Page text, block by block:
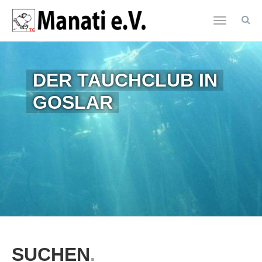
springen
Toggle
navigation
DER TAUCHCLUB IN
GOSLAR
SUCHEN